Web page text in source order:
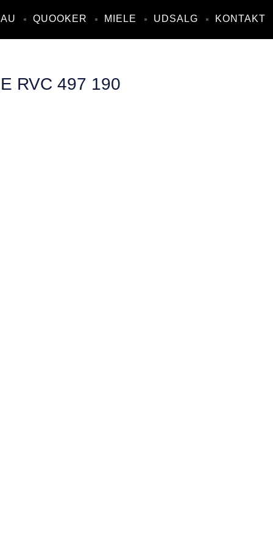
QUOOKER MIELE UDSALG KONTAKT
RVC 497 190